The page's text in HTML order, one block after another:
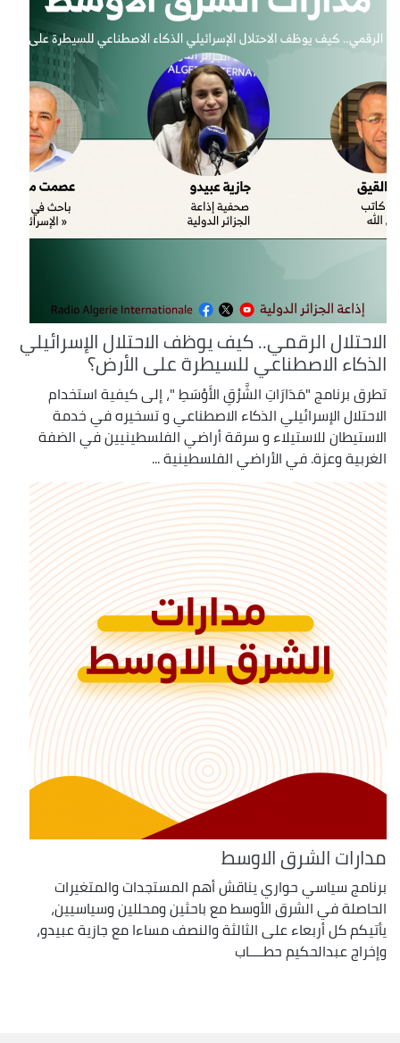
الاحتلال الرقمي.. كيف يوظف الاحتلال الإسرائيلي
الذكاء الاصطناعي للسيطرة على الأرض؟
تطرق برنامج "مَدَارَاتِ الشَّرْقِ الأَوْسَطِ "، إلى كيفية استخدام
الاحتلال الإسرائيلي الذكاء الاصطناعي و تسخيره في خدمة
الاستيطان للاستيلاء و سرقة أراضي الفلسطينيين في الضفة
الغربية وعزة. في الأراضي الفلسطينية ...
مدارات الشرق الاوسط
برنامج سياسي حواري يناقش أهم المستجدات والمتغيرات
الحاصلة في الشرق الأوسط مع باحثين ومحللين وسياسيين،
يأتيكم كل أربعاء على الثالثة والنصف مساءا مع جازية عبيدو،
وإخراج عبدالحكيم حطــــاب